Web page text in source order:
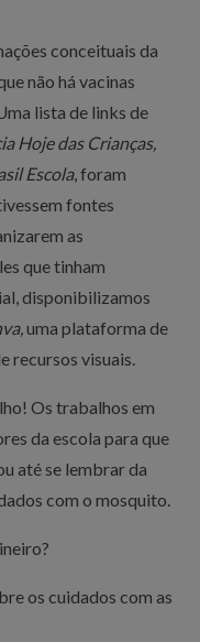
conceituais da
não há vacinas
lista de links de
Hoje das Crianças,
Escola, foram
fontes
as
que tinham
disponibilizamos
uma plataforma de
recursos visuais.
Os trabalhos em
da escola para que
até se lembrar da
com o mosquito.
os cuidados com as